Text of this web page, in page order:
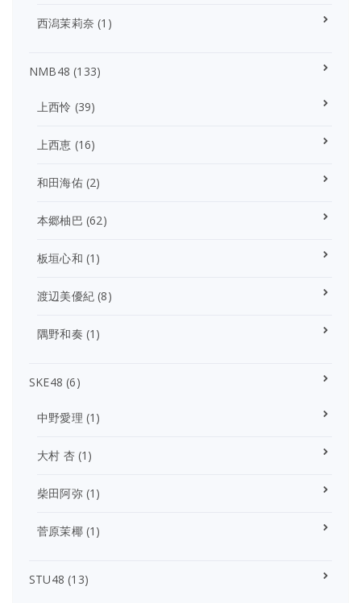
西潟茉莉奈 (1)
NMB48 (133)
上西怜 (39)
上西恵 (16)
和田海佑(2)
本郷柚巴 (62)
板垣心和 (1)
渡辺美優紀 (8)
隅野和奏 (1)
SKE48 (6)
中野愛理 (1)
大村 杏(1)
柴田阿弥(1)
菅原茉椰(1)
STU48 (13)